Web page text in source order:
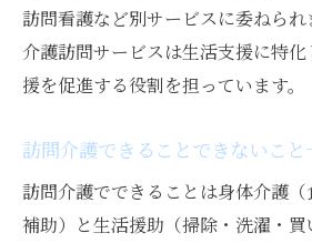
訪問看護など別サービスに委ねられ
介護訪問サービスは生活支援に特
援を促進する役割を担っています。
訪問介護できることできないこ
訪問介護でできることは身体介護
補助）と生活援助（掃除・洗濯・